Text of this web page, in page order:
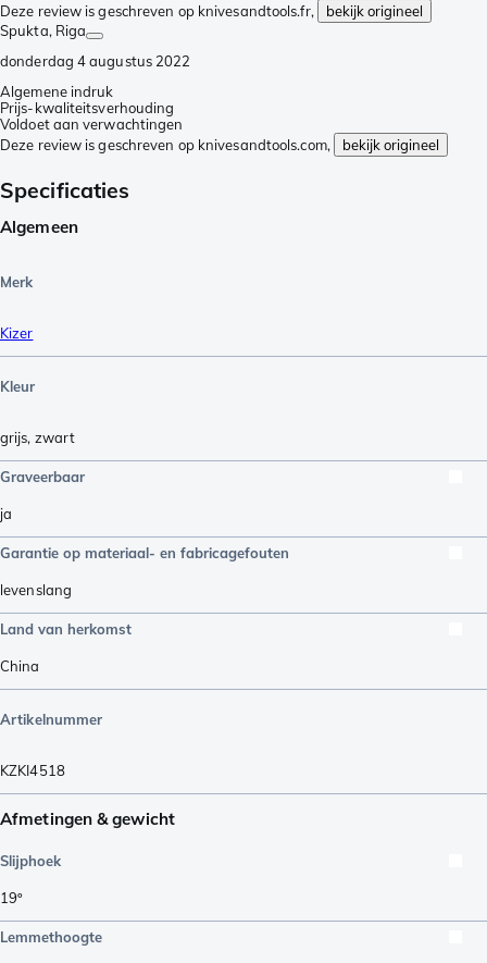
Deze review is geschreven op knivesandtools.fr,
bekijk origineel
Spukta, Riga
donderdag 4 augustus 2022
Algemene indruk
Prijs-kwaliteitsverhouding
Voldoet aan verwachtingen
Deze review is geschreven op knivesandtools.com,
bekijk origineel
Specificaties
Algemeen
Merk
Kizer
Kleur
grijs, zwart
Graveerbaar
ja
Garantie op materiaal- en fabricagefouten
levenslang
Land van herkomst
China
Artikelnummer
KZKI4518
Afmetingen & gewicht
Slijphoek
19º
Lemmethoogte